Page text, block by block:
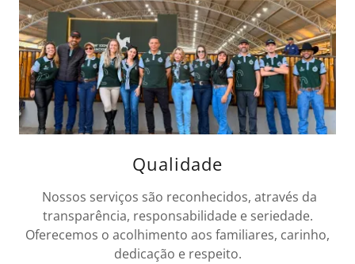
Qualidade
Nossos serviços são reconhecidos, através da
transparência, responsabilidade e seriedade.
Oferecemos o acolhimento aos familiares, carinho,
dedicação e respeito.